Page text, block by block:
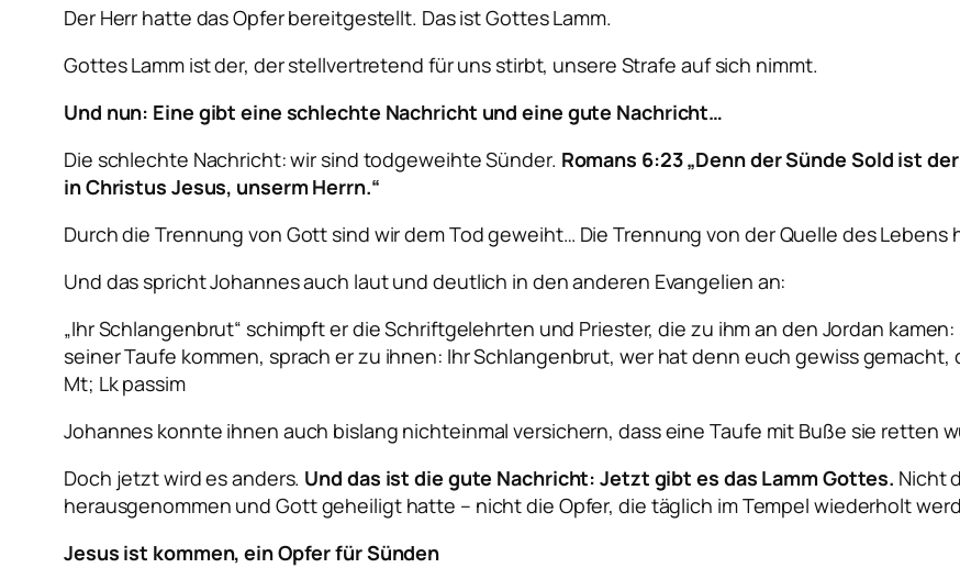
Der Herr hatte das Opfer bereitgestellt. Das ist Gottes Lamm.
Gottes Lamm ist der, der stellvertretend für uns stirbt, unsere Strafe auf sich nimmt.
Und nun: Eine gibt eine schlechte Nachricht und eine gute Nachricht…
Die schlechte Nachricht: wir sind todgeweihte Sünder. Romans 6:23„Denn der Sünde Sold ist
in Christus Jesus, unserm Herrn.“
Durch die Trennung von Gott sind wir dem Tod geweiht… Die Trennung von der Quelle des
Und das spricht Johannes auch laut und deutlich in den anderen Evangelien an:
„Ihr Schlangenbrut“ schimpft er die Schriftgelehrten und Priester, die zu ihm an den Jordan kamen:
seiner Taufe kommen, sprach er zu ihnen: Ihr Schlangenbrut, wer hat denn euch gewiss
Mt; Lk passim
Johannes konnte ihnen auch bislang nichteinmal versichern, dass eine Taufe mit Buße sie retten
Doch jetzt wird es anders. Und das ist die gute Nachricht: Jetzt gibt es das Lamm Gottes. Nicht
herausgenommen und Gott geheiligt hatte – nicht die Opfer, die täglich im Tempel wiederholt
Jesus ist kommen, ein Opfer für Sünden